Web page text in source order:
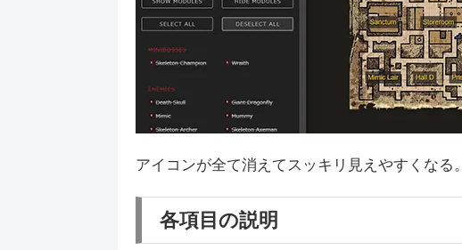
アイコンが全て消えてスッキリ見えやすくなる。
各項目の説明